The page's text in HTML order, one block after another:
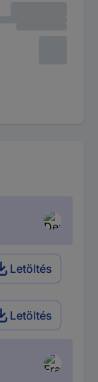
Letöltés
Letöltés